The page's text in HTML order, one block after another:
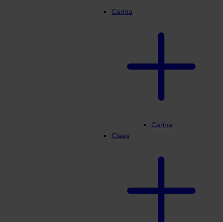
Carina
Carina
Claes